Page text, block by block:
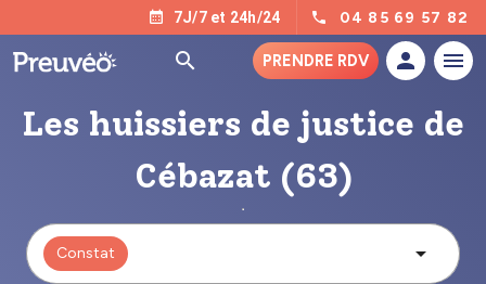
7J/7 et 24h/24 04 85 69 57 82
PRENDRE RDV
Les huissiers de justice de
Cébazat (63)
Constat